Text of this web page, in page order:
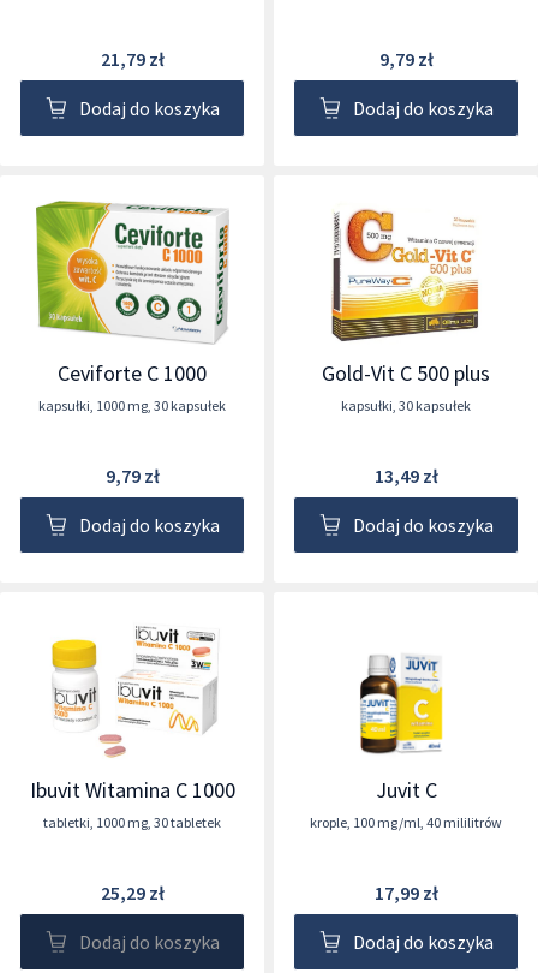
21,79 zł
Dodaj do koszyka
9,79 zł
Dodaj do koszyka
Ceviforte C 1000
kapsułki, 1000 mg, 30 kapsułek
9,79 zł
Dodaj do koszyka
Gold-Vit C 500 plus
kapsułki, 30 kapsułek
13,49 zł
Dodaj do koszyka
Ibuvit Witamina C 1000
tabletki, 1000 mg, 30 tabletek
25,29 zł
Dodaj do koszyka
Juvit C
krople, 100 mg/ml, 40 mililitrów
17,99 zł
Dodaj do koszyka